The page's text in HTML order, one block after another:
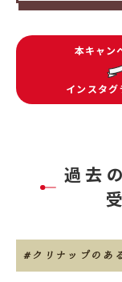
本キャン
インスタグ
過去
#クリナップの